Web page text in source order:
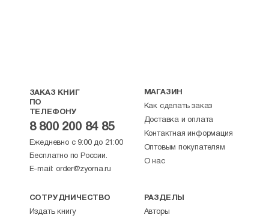
ЗАКАЗ КНИГ
ПО
ТЕЛЕФОНУ
8 800 200 84 85
Ежедневно с 9:00 до 21:00
Бесплатно по России.
E-mail: order@zyorna.ru
МАГАЗИН
Как сделать заказ
Доставка и оплата
Контактная информация
Оптовым покупателям
О нас
СОТРУДНИЧЕСТВО
Издать книгу
РАЗДЕЛЫ
Авторы